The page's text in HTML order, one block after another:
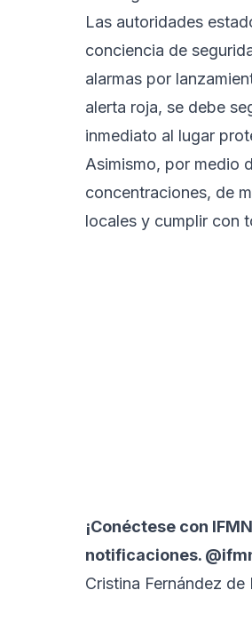
Las autoridades
conciencia de
alarmas por
alerta roja, se debe
inmediato al lugar
Asimismo, por medio
concentraciones, de
locales y cumplir con
¡Conéctese con
notificaciones.
Cristina Fernández